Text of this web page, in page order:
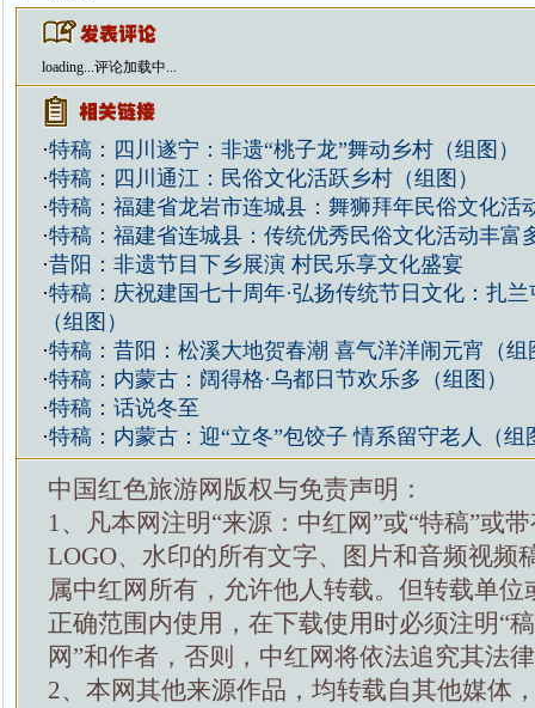
loading...评论加载中...
·特稿：四川遂宁：非遗“桃子龙”舞动乡村（组图）
·特稿：四川通江：民俗文化活跃乡村（组图）
·特稿：福建省龙岩市连城县：舞狮拜年民俗文化活
·特稿：福建省连城县：传统优秀民俗文化活动丰富
·昔阳：非遗节目下乡展演 村民乐享文化盛宴
·特稿：庆祝建国七十周年·弘扬传统节日文化：扎
（组图）
·特稿：昔阳：松溪大地贺春潮 喜气洋洋闹元宵（组
·特稿：内蒙古：阔得格·乌都日节欢乐多（组图）
·特稿：话说冬至
·特稿：内蒙古：迎“立冬”包饺子 情系留守老人（组
中国红色旅游网版权与免责声明：
1、凡本网注明“来源：中红网”或“特稿”或
LOGO、水印的所有文字、图片和音频视频
属中红网所有，允许他人转载。但转载单位
正确范围内使用，在下载使用时必须注明“
网”和作者，否则，中红网将依法追究其法
2、本网其他来源作品，均转载自其他媒体